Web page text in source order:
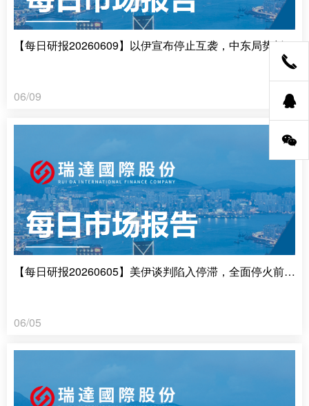
【每日研报20260609】以伊宣布停止互袭，中东局势暂告平息
06/09
【每日研报20260605】美伊谈判陷入停滞，全面停火前景难料
06/05